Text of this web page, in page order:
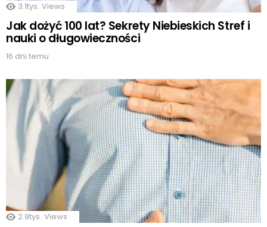
3.1tys. Views
Jak dożyć 100 lat? Sekrety Niebieskich Stref i
nauki o długowieczności
16 dni temu
2.9tys. Views